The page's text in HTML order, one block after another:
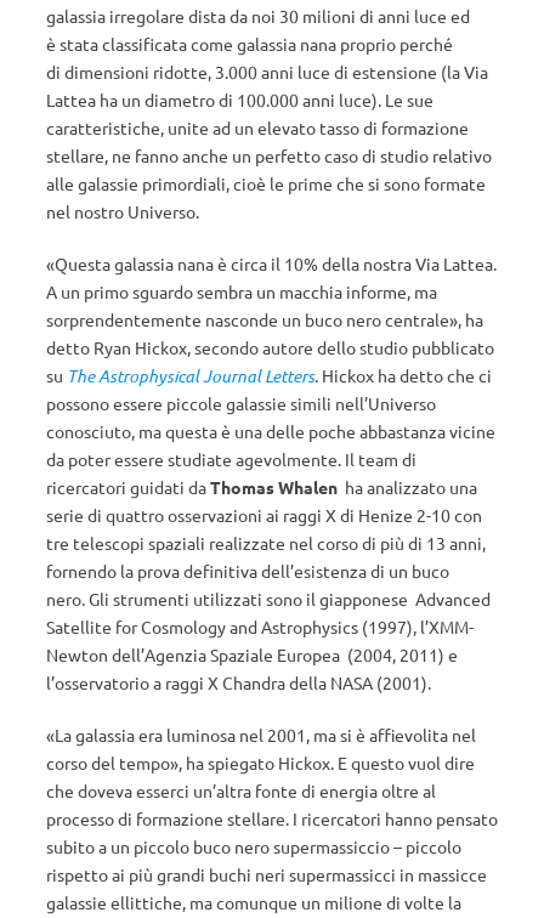
galassia irregolare dista da noi 30 milioni di anni luce ed
è stata classificata come galassia nana proprio perché
di dimensioni ridotte, 3.000 anni luce di estensione (la Via
Lattea ha un diametro di 100.000 anni luce). Le sue
caratteristiche, unite ad un elevato tasso di formazione
stellare, ne fanno anche un perfetto caso di studio relativo
alle galassie primordiali, cioè le prime che si sono formate
nel nostro Universo.
«Questa galassia nana è circa il 10% della nostra Via Lattea.
A un primo sguardo sembra un macchia informe, ma
sorprendentemente nasconde un buco nero centrale», ha
detto Ryan Hickox, secondo autore dello studio pubblicato
su The Astrophysical Journal Letters. Hickox ha detto che ci
possono essere piccole galassie simili nell’Universo
conosciuto, ma questa è una delle poche abbastanza vicine
da poter essere studiate agevolmente. Il team di
ricercatori guidati daThomas Whalen ha analizzato una
serie di quattro osservazioni ai raggi X di Henize 2-10 con
tre telescopi spaziali realizzate nel corso di più di 13 anni,
fornendo la prova definitiva dell’esistenza di un buco
nero. Gli strumenti utilizzati sono il giapponese Advanced
Satellite for Cosmology and Astrophysics (1997), l’XMM-
Newton dell’Agenzia Spaziale Europea (2004, 2011) e
l’osservatorio a raggi X Chandra della NASA (2001).
«La galassia era luminosa nel 2001, ma si è affievolita nel
corso del tempo», ha spiegato Hickox. E questo vuol dire
che doveva esserci un’altra fonte di energia oltre al
processo di formazione stellare. I ricercatori hanno pensato
subito a un piccolo buco nero supermassiccio – piccolo
rispetto ai più grandi buchi neri supermassicci in massicce
galassie ellittiche, ma comunque un milione di volte la